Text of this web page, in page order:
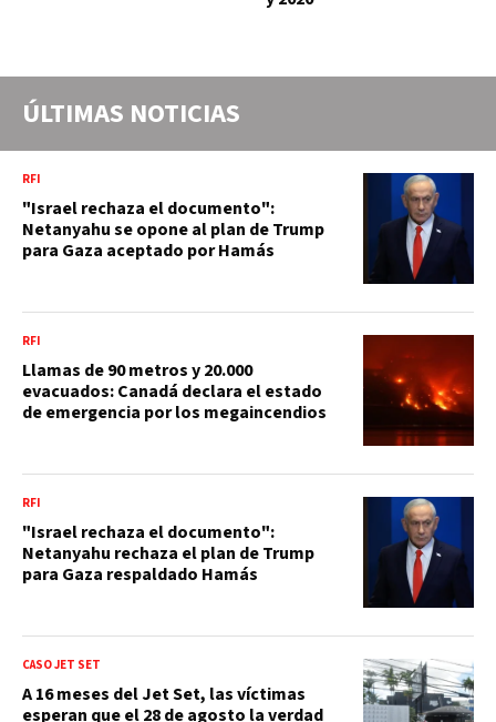
ÚLTIMAS NOTICIAS
RFI
"Israel rechaza el documento":
Netanyahu se opone al plan de Trump
para Gaza aceptado por Hamás
RFI
Llamas de 90 metros y 20.000
evacuados: Canadá declara el estado
de emergencia por los megaincendios
RFI
"Israel rechaza el documento":
Netanyahu rechaza el plan de Trump
para Gaza respaldado Hamás
CASO JET SET
A 16 meses del Jet Set, las víctimas
esperan que el 28 de agosto la verdad